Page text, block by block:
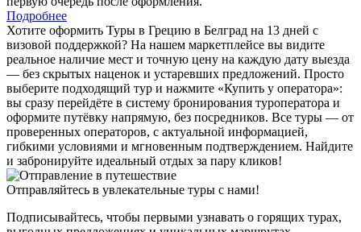
Подробнее
Хотите оформить Туры в Грецию в Белград на 13 дней с
визовой поддержкой? На нашем маркетплейсе вы видите
реальное наличие мест и точную цену на каждую дату выезда
— без скрытых наценок и устаревших предложений. Просто
выберите подходящий тур и нажмите «Купить у оператора»:
вы сразу перейдёте в систему бронирования туроператора и
оформите путёвку напрямую, без посредников. Все туры — от
проверенных операторов, с актуальной информацией,
гибкими условиями и мгновенным подтверждением. Найдите
и забронируйте идеальный отдых за пару кликов!
Отправляйтесь в увлекательные туры с нами!
Подписывайтесь, чтобы первыми узнавать о горящих турах,